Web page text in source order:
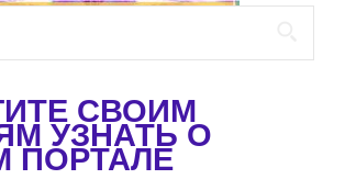
СВОИМ
УЗНАТЬ О
ПОРТАЛЕ